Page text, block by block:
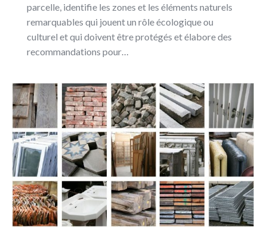
parcelle, identifie les zones et les éléments naturels
remarquables qui jouent un rôle écologique ou
culturel et qui doivent être protégés et élabore des
recommandations pour…